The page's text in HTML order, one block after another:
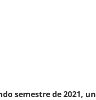
semestre de 2021, un